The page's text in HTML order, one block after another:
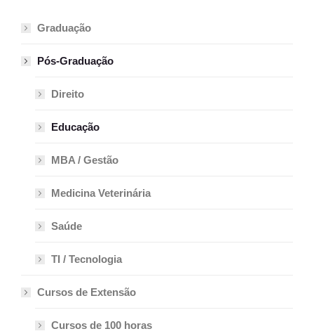
Graduação
Pós-Graduação
Direito
Educação
MBA / Gestão
Medicina Veterinária
Saúde
TI / Tecnologia
Cursos de Extensão
Cursos de 100 horas